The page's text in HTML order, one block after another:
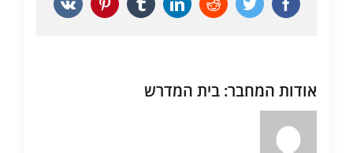
Facebook
Twitter
Reddit
LinkedIn
Tumblr
Pinterest
Vk
אודות המחבר: בית המדרש